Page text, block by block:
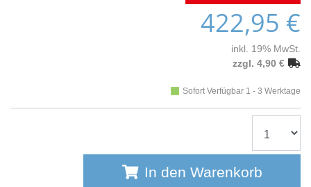
422,95 €
inkl. 19% MwSt.
zzgl. 4,90 €
Sofort Verfügbar 1 - 3 Werktage
In den Warenkorb